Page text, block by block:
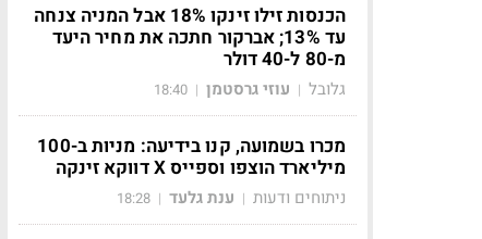
הכנסות זילו זינקו 18% אבל המניה צנחה
עד 13%; אברקור חתכה את מחיר היעד
מ-80 ל-40 דולר
גלובל | עוזי גרסטמן |
18:40
מכרו בשמועה, קנו בידיעה: מניות ב-100
מיליארד הוצפו וספייס X דווקא זינקה
ניתוחים ודעות | ענת גלעד |
18:28